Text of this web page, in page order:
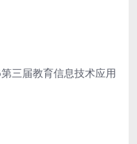
三届教育信息技术应用